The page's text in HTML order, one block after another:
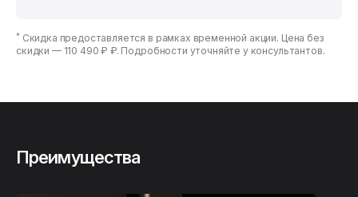
* Скидка предоставляется в рамках временной акции. Цена без
скидки — 110 490 ₽ ₽. Подробности уточняйте у консультантов.
Преимущества